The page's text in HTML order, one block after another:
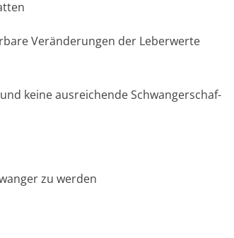
Veränderungen der Leberwerte
keine ausreichende Schwangerschaf­
zu werden